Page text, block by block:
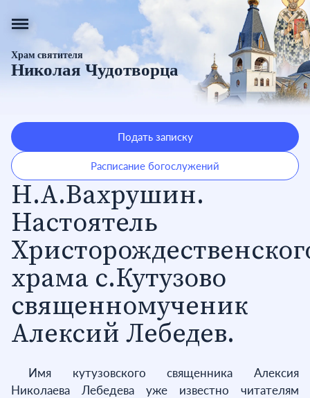
Храм святителя
Николая Чудотворца
Подать записку
Расписание богослужений
Н.А.Вахрушин.
Настоятель
храма с.Кутузово
священномученик
Алексий Лебедев.
Имя кутузовского священника Алексия
Николаева Лебедева уже известно читателям